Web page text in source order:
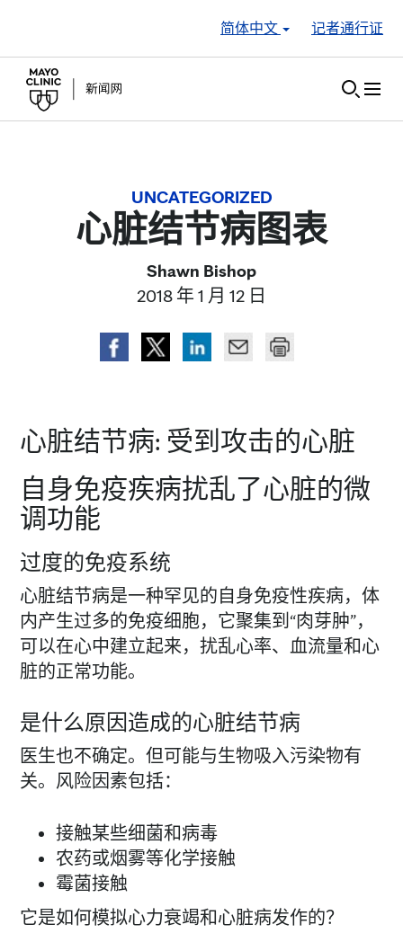
简体中文
记者通行证
UNCATEGORIZED
心脏结节病图表
Shawn Bishop
2018 年 1 月 12 日
心脏结节病: 受到攻击的心脏
自身免疫疾病扰乱了心脏的微
调功能
过度的免疫系统
心脏结节病是一种罕见的自身免疫性疾病，体
内产生过多的免疫细胞，它聚集到“肉芽肿”，
可以在心中建立起来，扰乱心率、血流量和心
脏的正常功能。
是什么原因造成的心脏结节病
医生也不确定。但可能与生物吸入污染物有
关。风险因素包括：
接触某些细菌和病毒
农药或烟雾等化学接触
霉菌接触
它是如何模拟心力衰竭和心脏病发作的？